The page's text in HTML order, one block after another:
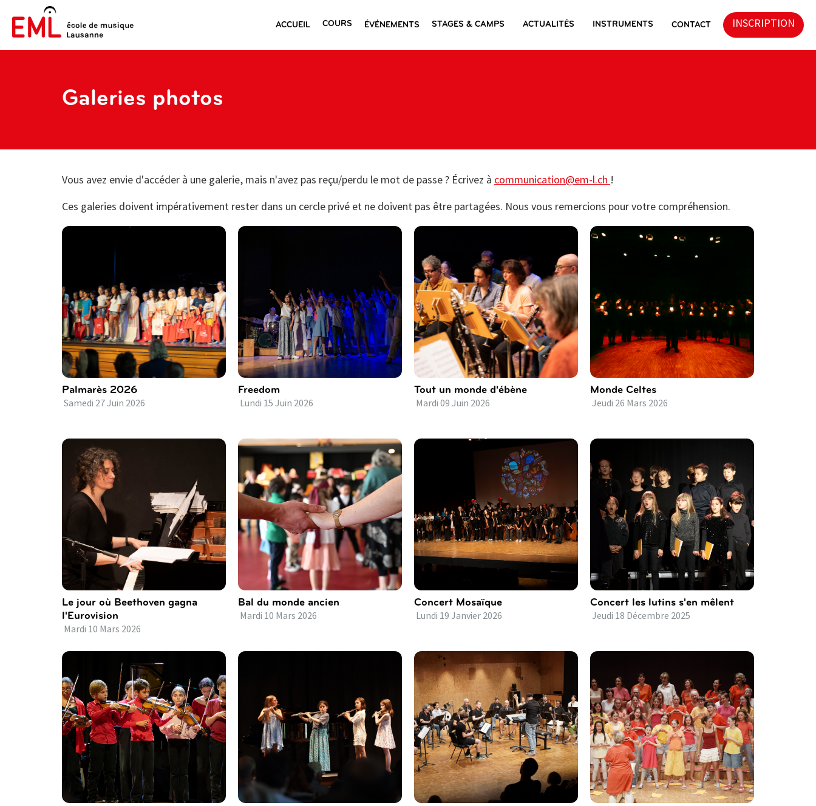
ACCUEIL COURS ÉVÉNEMENTS STAGES & CAMPS ACTUALITÉS INSTRUMENTS CONTACT INSCRIPTION
Galeries photos
Vous avez envie d'accéder à une galerie, mais n'avez pas reçu/perdu le mot de passe ? Écrivez à communication@em-l.ch !
Ces galeries doivent impérativement rester dans un cercle privé et ne doivent pas être partagées. Nous vous remercions pour votre compréhension.
Palmarès 2026
Samedi 27Juin 2026
Freedom
Lundi 15 Juin 2026
Tout un monde d'ébène
Mardi 09 Juin 2026
Monde Celtes
Jeudi 26 Mars 2026
Le jour où Beethoven gagna
l'Eurovision
Mardi 10 Mars 2026
Bal du monde ancien
Mardi 10 Mars 2026
Concert Mosaïque
Lundi 19 Janvier 2026
Concert les lutins s'en mêlent
Jeudi 18 Décembre 2025